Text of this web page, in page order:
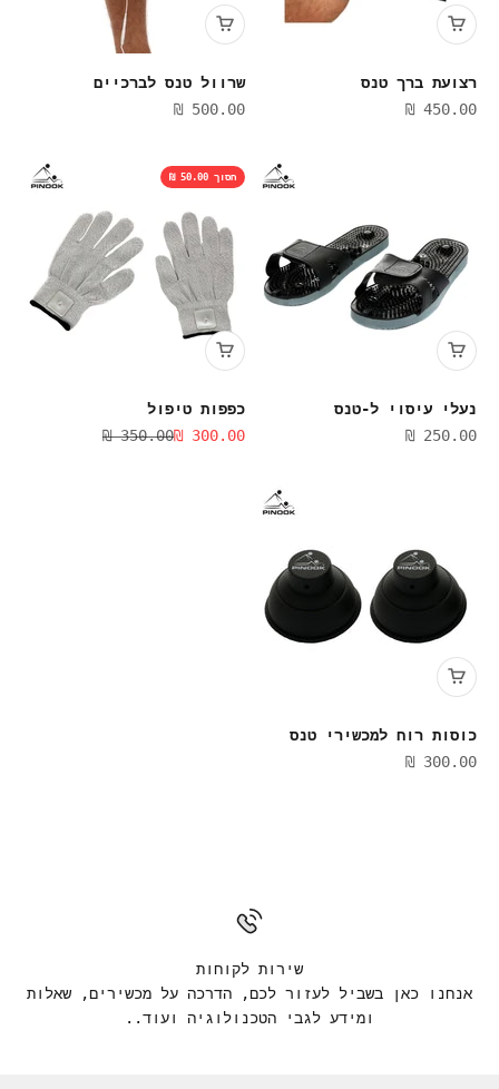
רצועת ברך טנס
מחיר מבצע
450.00 ₪
שרוול טנס לברכיים
מחיר מבצע
500.00 ₪
נעלי עיסוי ל-טנס
מחיר מבצע
250.00 ₪
חסוך 50.00 ₪
כפפות טיפול
מחיר מבצע
300.00 ₪ מחיר רגיל
350.00 ₪
כוסות רוח למכשירי טנס
מחיר מבצע
300.00 ₪
שירות לקוחות
אנחנו כאן בשביל לעזור לכם, הדרכה על מכשירים, שאלות
ומידע לגבי הטכנולוגיה ועוד..